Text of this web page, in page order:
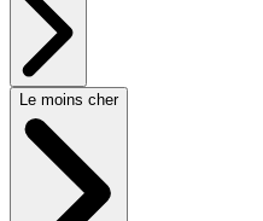
Le moins cher